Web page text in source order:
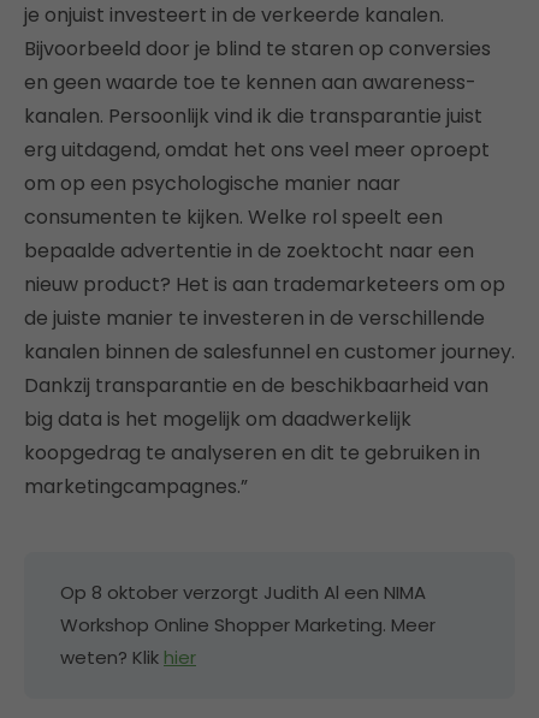
je onjuist investeert in de verkeerde kanalen.
Bijvoorbeeld door je blind te staren op conversies
en geen waarde toe te kennen aan awareness-
kanalen. Persoonlijk vind ik die transparantie juist
erg uitdagend, omdat het ons veel meer oproept
om op een psychologische manier naar
consumenten te kijken. Welke rol speelt een
bepaalde advertentie in de zoektocht naar een
nieuw product? Het is aan trademarketeers om op
de juiste manier te investeren in de verschillende
kanalen binnen de salesfunnel en customer journey.
Dankzij transparantie en de beschikbaarheid van
big data is het mogelijk om daadwerkelijk
koopgedrag te analyseren en dit te gebruiken in
marketingcampagnes.”
Op 8 oktober verzorgt Judith Al een NIMA
Workshop Online Shopper Marketing. Meer
weten? Klik hier